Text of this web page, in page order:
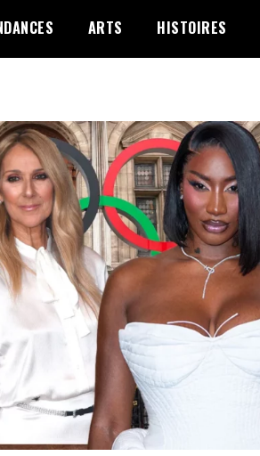
ARTS HISTOIRES